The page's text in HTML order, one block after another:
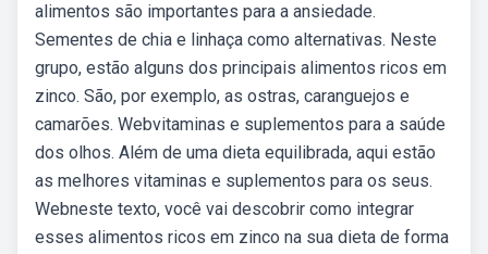
alimentos são importantes para a ansiedade.
Sementes de chia e linhaça como alternativas. Neste
grupo, estão alguns dos principais alimentos ricos em
zinco. São, por exemplo, as ostras, caranguejos e
camarões. Webvitaminas e suplementos para a saúde
dos olhos. Além de uma dieta equilibrada, aqui estão
as melhores vitaminas e suplementos para os seus.
Webneste texto, você vai descobrir como integrar
esses alimentos ricos em zinco na sua dieta de forma